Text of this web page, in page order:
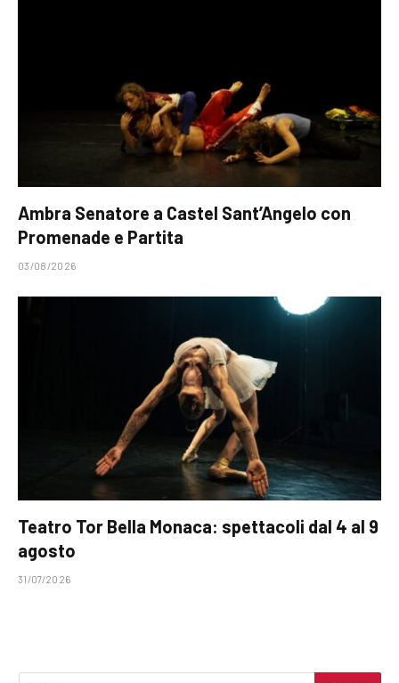
Ambra Senatore a Castel Sant’Angelo con
Promenade e Partita
03/08/2026
Teatro Tor Bella Monaca: spettacoli dal 4 al 9
agosto
31/07/2026